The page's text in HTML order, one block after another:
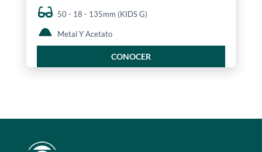
50 - 18 - 135mm (KIDS G)
Metal Y Acetato
CONOCER